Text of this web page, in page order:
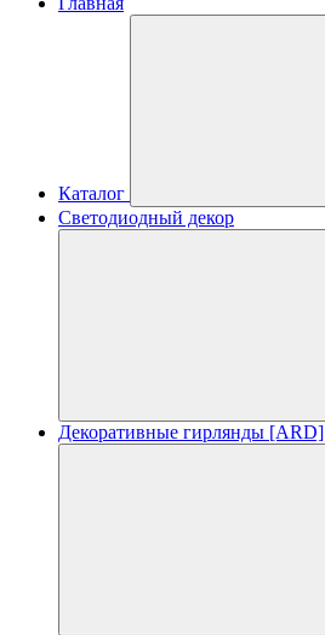
Каталог
Светодиодный декор
Декоративные гирлянды [ARD]